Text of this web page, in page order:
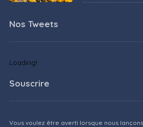
Nos Tweets
Loading!
Souscrire
Vous voulez être averti lorsque nous